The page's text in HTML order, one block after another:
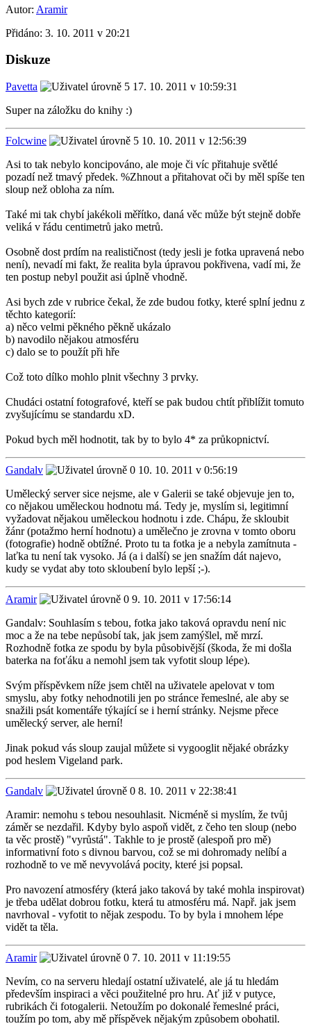
Autor: Aramir
Přidáno: 3. 10. 2011 v 20:21
Diskuze
Pavetta
17. 10. 2011 v 10:59:31
Super na záložku do knihy :)
Folcwine
10. 10. 2011 v 12:56:39
Asi to tak nebylo koncipováno, ale moje či víc přitahuje světlé
pozadí než tmavý předek. %Zhnout a přitahovat oči by měl spíše ten
sloup než obloha za ním.
Také mi tak chybí jakékoli měřítko, daná věc může být stejně dobře
veliká v řádu centimetrů jako metrů.
Osobně dost prdím na realističnost (tedy jesli je fotka upravená nebo
není), nevadí mi fakt, že realita byla úpravou pokřivena, vadí mi, že
ten postup nebyl použit asi úplně vhodně.
Asi bych zde v rubrice čekal, že zde budou fotky, které splní jednu z
těchto kategorií:
a) něco velmi pěkného pěkně ukázalo
b) navodilo nějakou atmosféru
c) dalo se to použít při hře
Což toto dílko mohlo plnit všechny 3 prvky.
Chudáci ostatní fotografové, kteří se pak budou chtít přiblížit tomuto
zvyšujícímu se standardu xD.
Pokud bych měl hodnotit, tak by to bylo 4* za průkopnictví.
Gandalv
10. 10. 2011 v 0:56:19
Umělecký server sice nejsme, ale v Galerii se také objevuje jen to,
co nějakou uměleckou hodnotu má. Tedy je, myslím si, legitimní
vyžadovat nějakou uměleckou hodnotu i zde. Chápu, že skloubit
žánr (potažmo herní hodnotu) a umělečno je zrovna v tomto oboru
(fotografie) hodně obtížné. Proto tu ta fotka je a nebyla zamítnuta -
laťka tu není tak vysoko. Já (a i další) se jen snažím dát najevo,
kudy se vydat aby toto skloubení bylo lepší ;-).
Aramir
9. 10. 2011 v 17:56:14
Gandalv: Souhlasím s tebou, fotka jako taková opravdu není nic
moc a že na tebe nepůsobí tak, jak jsem zamýšlel, mě mrzí.
Rozhodně fotka ze spodu by byla působivější (škoda, že mi došla
baterka na foťáku a nemohl jsem tak vyfotit sloup lépe).
Svým příspěvkem níže jsem chtěl na uživatele apelovat v tom
smyslu, aby fotky nehodnotili jen po stránce řemeslné, ale aby se
snažili psát komentáře týkající se i herní stránky. Nejsme přece
umělecký server, ale herní!
Jinak pokud vás sloup zaujal můžete si vygooglit nějaké obrázky
pod heslem Vigeland park.
Gandalv
8. 10. 2011 v 22:38:41
Aramir: nemohu s tebou nesouhlasit. Nicméně si myslím, že tvůj
záměr se nezdařil. Kdyby bylo aspoň vidět, z čeho ten sloup (nebo
ta věc prostě) "vyrůstá". Takhle to je prostě (alespoň pro mě)
informativní foto s divnou barvou, což se mi dohromady nelíbí a
rozhodně to ve mě nevyvolává pocity, které jsi popsal.
Pro navození atmosféry (která jako taková by také mohla inspirovat)
je třeba udělat dobrou fotku, která tu atmosféru má. Např. jak jsem
navrhoval - vyfotit to nějak zespodu. To by byla i mnohem lépe
vidět ta těla.
Aramir
7. 10. 2011 v 11:19:55
Nevím, co na serveru hledají ostatní uživatelé, ale já tu hledám
především inspiraci a věci použitelné pro hru. Ať již v putyce,
rubrikách či fotogalerii. Netoužím po dokonalé řemeslné práci,
toužím po tom, aby mě příspěvek nějakým způsobem obohatil.